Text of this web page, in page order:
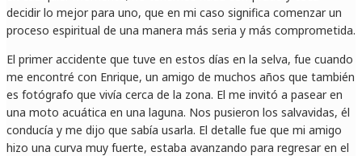
decidir lo mejor para uno, que en mi caso significa comenzar un
proceso espiritual de una manera más seria y más comprometida.
El primer accidente que tuve en estos días en la selva, fue cuando
me encontré con Enrique, un amigo de muchos años que también
es fotógrafo que vivía cerca de la zona. El me invitó a pasear en
una moto acuática en una laguna. Nos pusieron los salvavidas, él
conducía y me dijo que sabía usarla. El detalle fue que mi amigo
hizo una curva muy fuerte, estaba avanzando para regresar en el